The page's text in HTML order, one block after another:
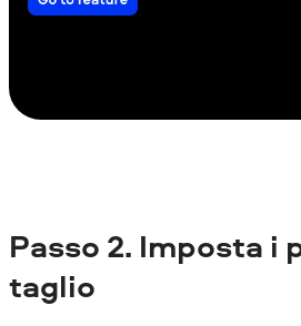
Passo 2. Imposta i
taglio